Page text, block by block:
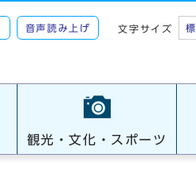
音声読み上げ 文字サイズ
観光・文化・スポーツ